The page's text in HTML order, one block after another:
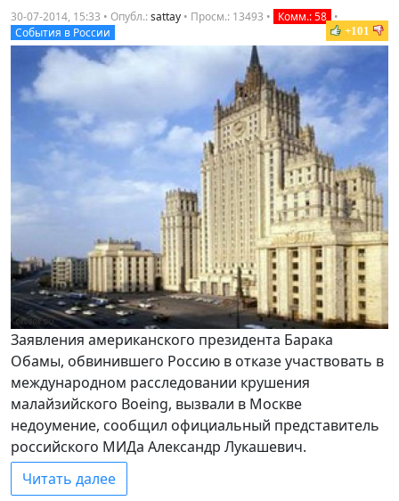
30-07-2014, 15:33 • Опубл.:sattay • Просм.: 13493 • Комм.: 58 •
События в России
+101
Заявления американского президента Барака
Обамы, обвинившего Россию в отказе участвовать в
международном расследовании крушения
малайзийского Boeing, вызвали в Москве
недоумение, сообщил официальный представитель
российского МИДа Александр Лукашевич.
Читать далее